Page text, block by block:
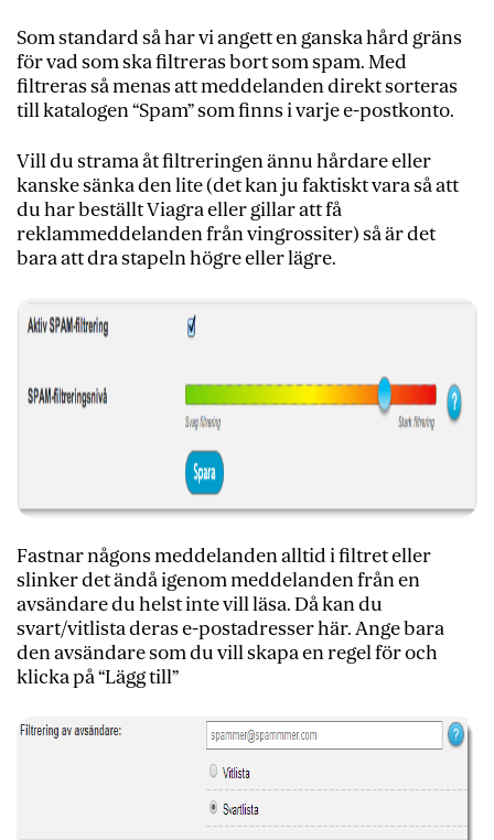
Som standard så har vi angett en ganska hård gräns
för vad som ska filtreras bort som spam. Med
filtreras så menas att meddelanden direkt sorteras
till katalogen “Spam” som finns i varje e-postkonto.
Vill du strama åt filtreringen ännu hårdare eller
kanske sänka den lite (det kan ju faktiskt vara så att
du har beställt Viagra eller gillar att få
reklammeddelanden från vingrossiter) så är det
bara att dra stapeln högre eller lägre.
Fastnar någons meddelanden alltid i filtret eller
slinker det ändå igenom meddelanden från en
avsändare du helst inte vill läsa. Då kan du
svart/vitlista deras e-postadresser här. Ange bara
den avsändare som du vill skapa en regel för och
klicka på “Lägg till”